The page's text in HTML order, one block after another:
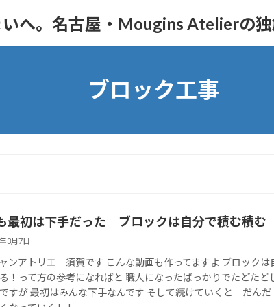
へ。名古屋・Mougins Atelierの
ブロック工事
最初は下手だった ブロックは自分で積む積む
3月7日
ンアトリエ 須賀です こんな動画も作ってますよ ブロックは
！って方の参考になればと 職人になったばっかりでたどたど
すが 最初はみんな下手なんです そして続けていくと だんだ